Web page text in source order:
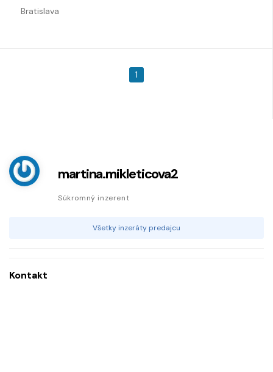
Bratislava
1
martina.mikleticova2
Súkromný inzerent
Všetky inzeráty predajcu
Kontakt